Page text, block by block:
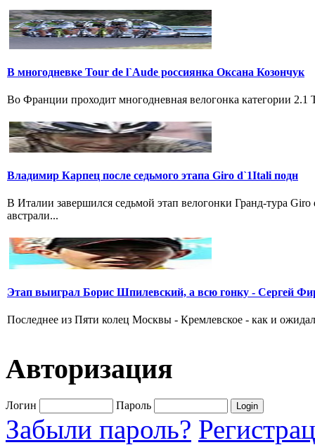
В многодневке Tour de l`Aude россиянка Оксана Козончук
Во Франции проходит многодневная велогонка категории
Владимир Карпец после седьмого этапа Giro d`1Itali подн
В Италии завершился седьмой этап велогонки Гранд-тура
австрали...
Этап выиграл Борис Шпилевский, а всю гонку - Сергей
Последнее из Пяти колец Москвы - Кремлевское - как и
Авторизация
Логин Пароль
Забыли пароль?